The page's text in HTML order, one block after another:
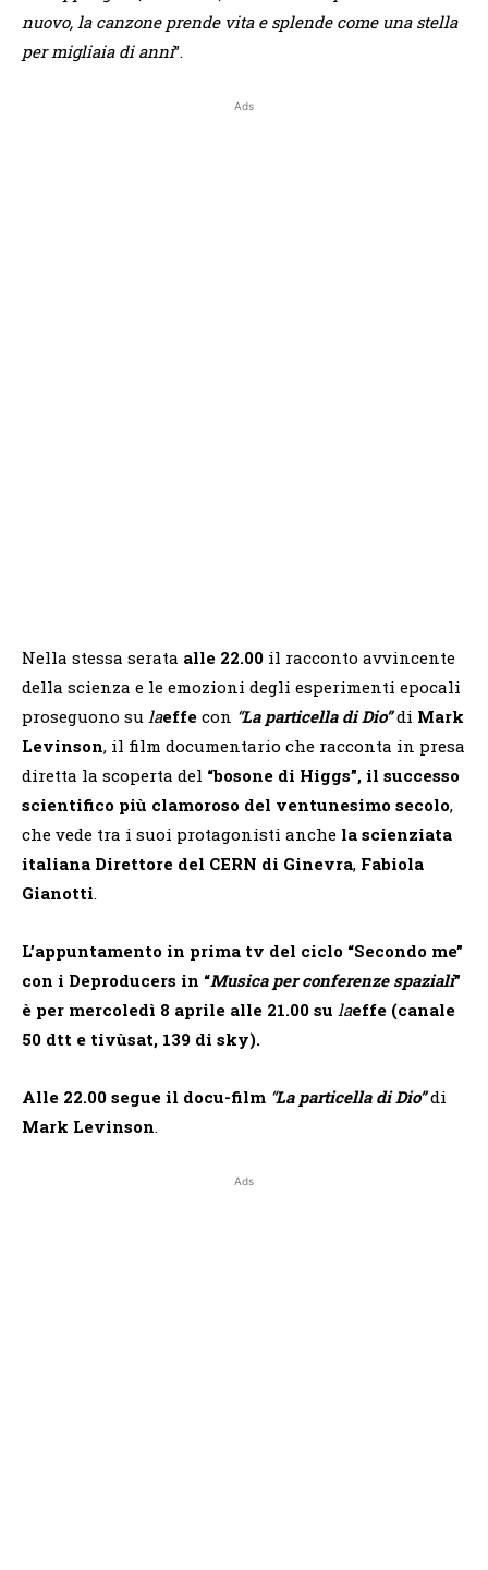
nuovo, la canzone prende vita e splende come una stella
per migliaia di anni”.
Ads
Nella stessa serata alle 22.00 il racconto avvincente
della scienza e le emozioni degli esperimenti epocali
proseguono su laeffe con “La particella di Dio”di Mark
Levinson, il film documentario che racconta in presa
diretta la scoperta del “bosone di Higgs”, il successo
scientifico più clamoroso del ventunesimo secolo,
che vede tra i suoi protagonisti anche la scienziata
italiana Direttore del CERN di Ginevra, Fabiola
Gianotti.
L’appuntamento in prima tv del ciclo “Secondo me”
con i Deproducers in “Musica per conferenze spaziali”
è per mercoledì 8 aprile alle 21.00 su laeffe (canale
50 dtt e tivùsat, 139 di sky).
Alle 22.00 segue il docu-film “La particella di Dio”di
Mark Levinson.
Ads